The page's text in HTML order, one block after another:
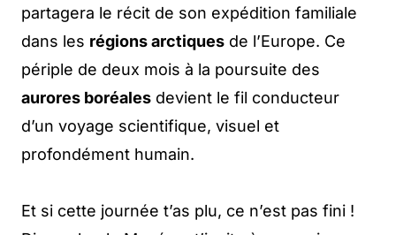
partagera le récit de son expédition familiale
dans les régions arctiques de l’Europe. Ce
périple de deux mois à la poursuite des
aurores boréales devient le fil conducteur
d’un voyage scientifique, visuel et
profondément humain.
Et si cette journée t’as plu, ce n’est pas fini !